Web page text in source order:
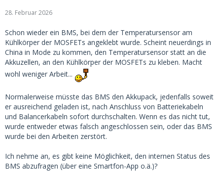
28. Februar 2026
Schon wieder ein BMS, bei dem der Temperatursensor am
Kühlkörper der MOSFETs angeklebt wurde. Scheint neuerdings in
China in Mode zu kommen, den Temperatursensor statt an die
Akkuzellen, an den Kühlkörper der MOSFETs zu kleben. Macht
wohl weniger Arbeit...
Normalerweise müsste das BMS den Akkupack, jedenfalls soweit
er ausreichend geladen ist, nach Anschluss von Batteriekabeln
und Balancerkabeln sofort durchschalten. Wenn es das nicht tut,
wurde entweder etwas falsch angeschlossen sein, oder das BMS
wurde bei den Arbeiten zerstört.
Ich nehme an, es gibt keine Möglichkeit, den internen Status des
BMS abzufragen (über eine Smartfon-App o.ä.)?